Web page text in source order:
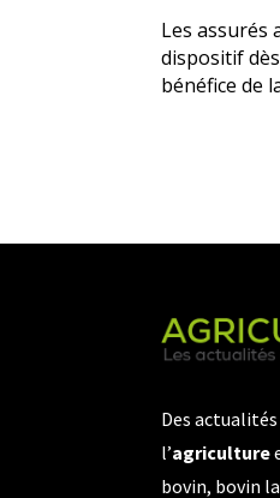
Les assurés
dispositif
bénéfice de
Des
l’agriculture
bovin, bovin